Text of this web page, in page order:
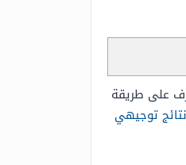
على طريقة
توجيهي